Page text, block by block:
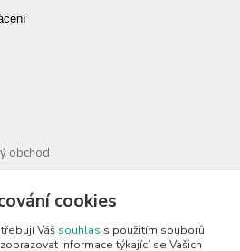
obchod
|
cookies
Váš souhlas s použitím souborů
informace týkající se Vašich